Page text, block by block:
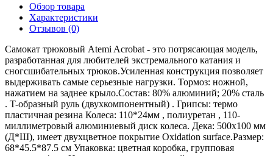
Обзор товара
Характеристики
Отзывов (0)
Самокат трюковый Atemi Acrobat - это потрясающая модель,
разработанная для любителей экстремального катания и
сногсшибательных трюков.Усиленная конструкция позволяет
выдерживать самые серьезные нагрузки. Тормоз: ножной,
нажатием на заднее крыло.Состав: 80% алюминий; 20% сталь
. T-образный руль (двухкомпонентный) . Грипсы: термо
пластичная резина Колеса: 110*24мм , полиуретан , 110-
миллиметровый алюминиевый диск колеса. Дека: 500x100 мм
(Д*Ш), имеет двухцветное покрытие Oxidation surface.Размер:
68*45.5*87.5 см Упаковка: цветная коробка, групповая